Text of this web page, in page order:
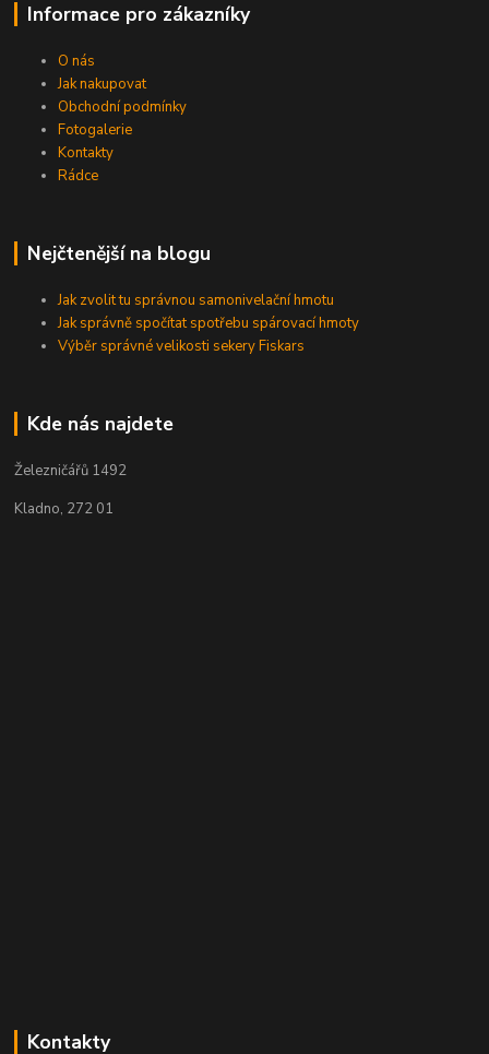
Informace pro zákazníky
O nás
Jak nakupovat
Obchodní podmínky
Fotogalerie
Kontakty
Rádce
Nejčtenější na blogu
Jak zvolit tu správnou samonivelační hmotu
Jak správně spočítat spotřebu spárovací hmoty
Výběr správné velikosti sekery Fiskars
Kde nás najdete
Železničářů 1492
Kladno, 272 01
Kontakty